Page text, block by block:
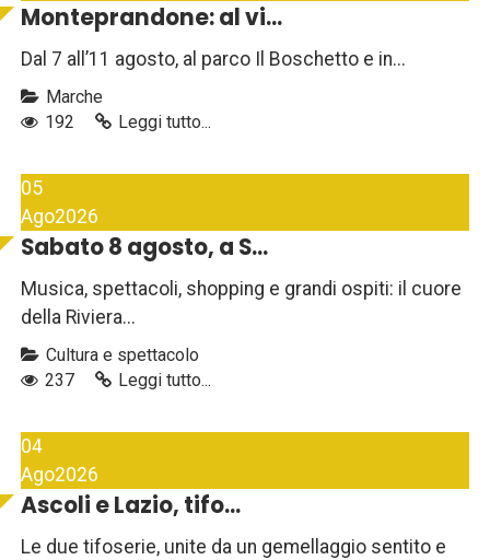
Monteprandone: al vi...
Dal 7 all’11 agosto, al parco Il Boschetto e in...
Marche
192
Leggi tutto...
05
Ago2026
Sabato 8 agosto, a S...
Musica, spettacoli, shopping e grandi ospiti: il cuore
della Riviera...
Cultura e spettacolo
237
Leggi tutto...
04
Ago2026
Ascoli e Lazio, tifo...
Le due tifoserie, unite da un gemellaggio sentito e